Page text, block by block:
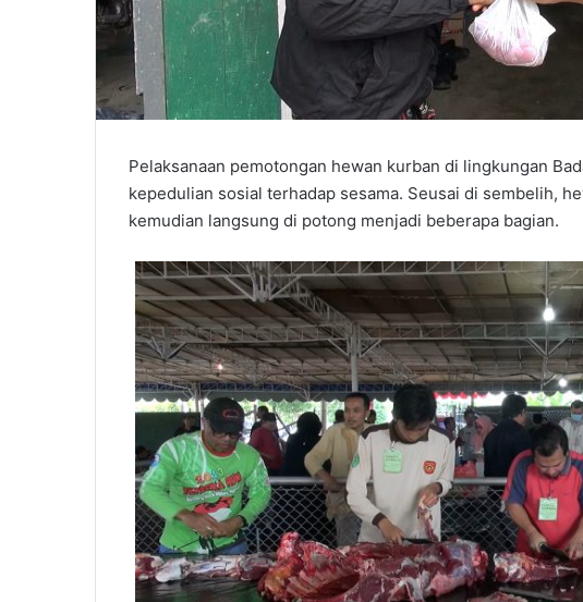
Pelaksanaan pemotongan hewan kurban di lingkungan
kepedulian sosial terhadap sesama. Seusai di sembelih,
kemudian langsung di potong menjadi beberapa bagian.